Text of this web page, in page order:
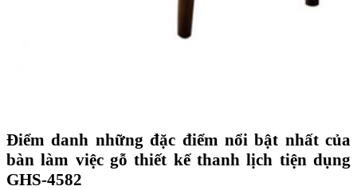
Điểm danh những đặc điểm nổi bật nhất của
bàn làm việc gỗ thiết kế thanh lịch tiện dụng
GHS-4582